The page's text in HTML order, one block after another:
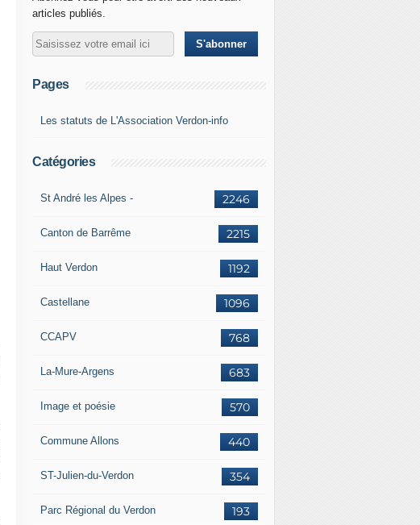
articles publiés.
Pages
Les statuts de L'Association Verdon-info
Catégories
2246
St André les Alpes -
2215
Canton de Barrême
1192
Haut Verdon
1096
Castellane
768
CCAPV
683
La-Mure-Argens
570
Image et poésie
440
Commune Allons
354
ST-Julien-du-Verdon
193
Parc Régional du Verdon